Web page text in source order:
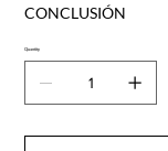
CONCLUSIÓN
Quantity